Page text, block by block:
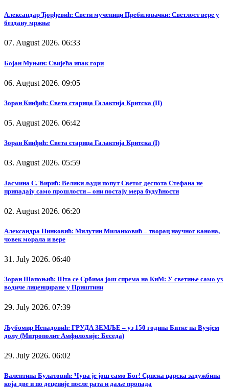
Александар Ђорђевић: Свети мученици Пребиловачки: Светлост вере у
бездану мржње
07. August 2026. 06:33
Бојан Муњин: Свијећа ипак гори
06. August 2026. 09:05
Зоран Кинђић: Света старица Галактија Критска (II)
05. August 2026. 06:42
Зоран Кинђић: Света старица Галактија Критска (I)
03. August 2026. 05:59
Јасмина С. Ћирић: Велики људи попут Светог деспота Стефана не
припадају само прошлости – они постају мера будућности
02. August 2026. 06:20
Александра Нинковић: Милутин Миланковић – творац научног канона,
човек морала и вере
31. July 2026. 06:40
Зоран Шапоњић: Шта се Србима још спрема на КиМ: У светиње само уз
водиче лиценциране у Приштини
29. July 2026. 07:39
Љубомир Ненадовић: ГРУДА ЗЕМЉЕ – уз 150 година Битке на Вучјем
долу (Митрополит Амфилохије: Беседа)
29. July 2026. 06:02
Валентина Булатовић: Чува је још само Бог! Српска царска задужбина
која две и по деценије после рата и даље пропада